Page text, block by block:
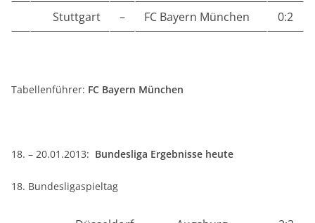
Stuttgart
– FC Bayern München 0:2
Tabellenführer: FC Bayern München
18. – 20.01.2013: Bundesliga Ergebnisse heute
18. Bundesligaspieltag